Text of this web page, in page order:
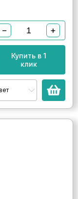
− +
Купить в 1
клик